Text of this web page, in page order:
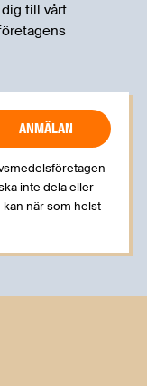
till vårt
inte dela eller
när som helst